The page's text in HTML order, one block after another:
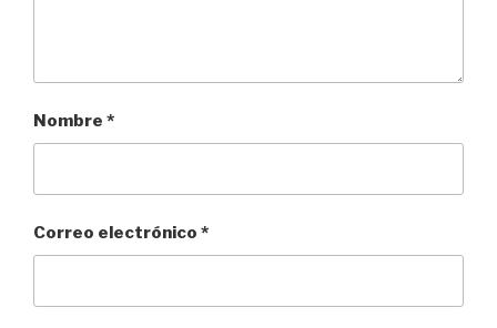
Nombre *
Correo electrónico *